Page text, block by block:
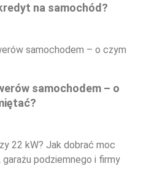
na samochód?
samochodem – o